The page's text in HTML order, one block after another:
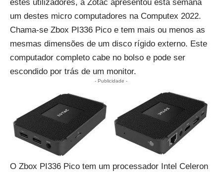
estes utilizadores, a Zotac apresentou esta semana
um destes micro computadores na Computex 2022.
Chama-se Zbox PI336 Pico e tem mais ou menos as
mesmas dimensões de um disco rígido externo. Este
computador completo cabe no bolso e pode ser
escondido por trás de um monitor.
- Publicidade -
O Zbox PI336 Pico tem um processador Intel Celeron